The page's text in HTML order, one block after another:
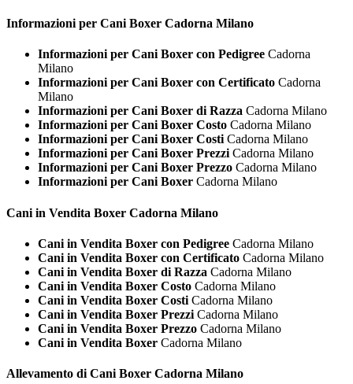
Informazioni per Cani Boxer Cadorna Milano
Informazioni per Cani Boxer con Pedigree Cadorna
Milano
Informazioni per Cani Boxer con Certificato Cadorna
Milano
Informazioni per Cani Boxer di Razza Cadorna Milano
Informazioni per Cani Boxer Costo Cadorna Milano
Informazioni per Cani Boxer CostiCadorna Milano
Informazioni per Cani Boxer PrezziCadorna Milano
Informazioni per Cani Boxer Prezzo Cadorna Milano
Informazioni per Cani Boxer Cadorna Milano
Cani in Vendita Boxer Cadorna Milano
Cani in Vendita Boxer con Pedigree Cadorna Milano
Cani in Vendita Boxer con Certificato Cadorna Milano
Cani in Vendita Boxer di Razza Cadorna Milano
Cani in Vendita Boxer Costo Cadorna Milano
Cani in Vendita Boxer Costi Cadorna Milano
Cani in Vendita Boxer Prezzi Cadorna Milano
Cani in Vendita Boxer Prezzo Cadorna Milano
Cani in Vendita Boxer Cadorna Milano
Allevamento di Cani Boxer Cadorna Milano